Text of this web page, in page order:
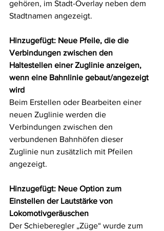
gehören, im Stadt-Overlay neben dem
Stadtnamen angezeigt.
Hinzugefügt: Neue Pfeile, die die
Verbindungen zwischen den
Haltestellen einer Zuglinie anzeigen,
wenn eine Bahnlinie gebaut/angezeigt
wird
Beim Erstellen oder Bearbeiten einer
neuen Zuglinie werden die
Verbindungen zwischen den
verbundenen Bahnhöfen dieser
Zuglinie nun zusätzlich mit Pfeilen
angezeigt.
Hinzugefügt: Neue Option zum
Einstellen der Lautstärke von
Lokomotivgeräuschen
Der Schieberegler „Züge“ wurde zum